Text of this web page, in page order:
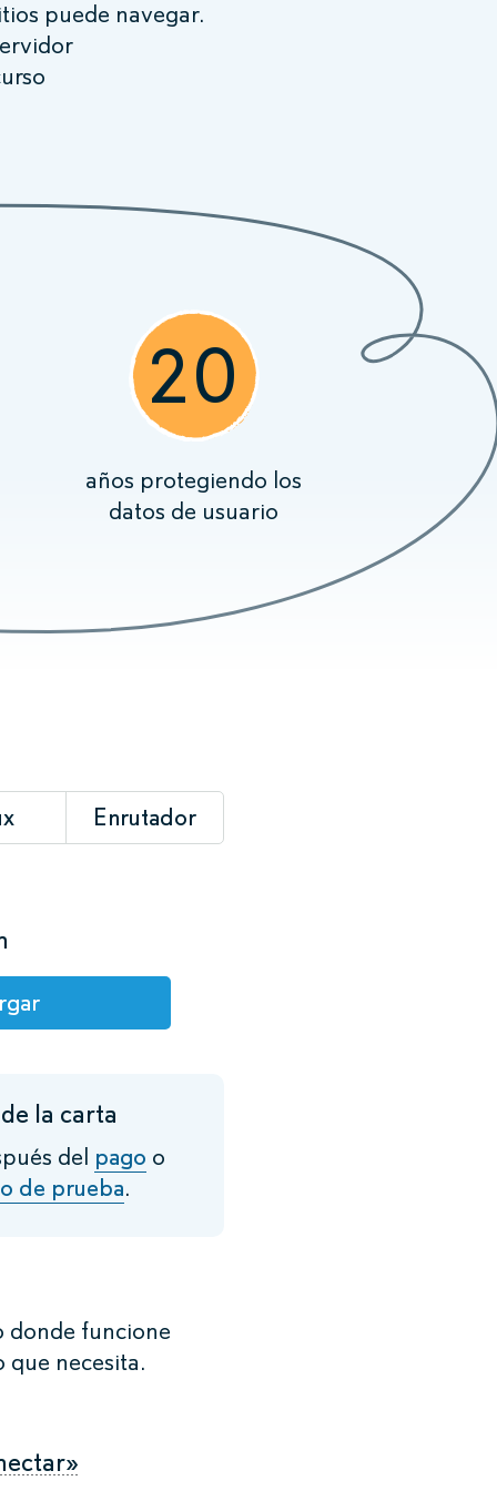
puede navegar.
20
años protegiendo los
datos de usuario
Enrutador
la carta
del pago o
de prueba.
donde funcione
que necesita.